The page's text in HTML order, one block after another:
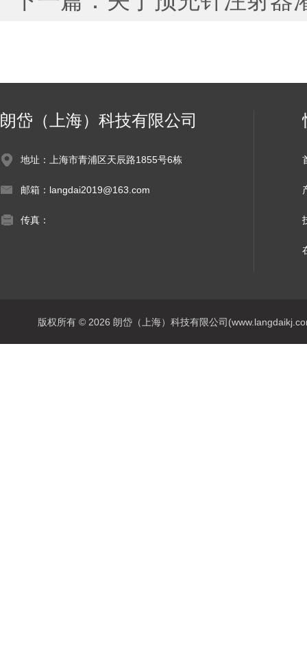
朗岱（上海）科技有限公司
地址：上海市青浦区天辰路1855号6栋
邮箱：langdai2019@163.com
传真：
版权所有 © 2026 朗岱（上海）科技有限公司